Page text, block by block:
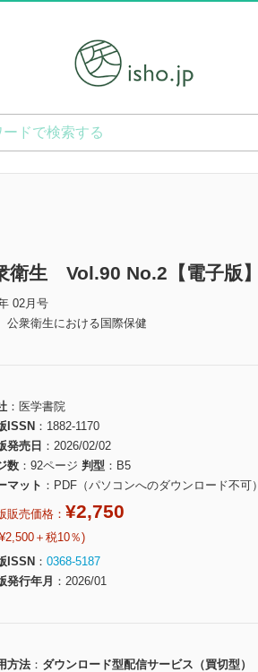
衛生 Vol.90 No.2【電子版】
02月号
衆衛生における国際保健
医学書院
ISSN
1882-1170
発売日
2026/02/02
数
92ページ 判型
B5
マット
PDF（パソコンへのダウンロード不可）
販売価格： ¥2,750
＋税10％)
ISSN
0368-5187
発行年月
2026/01
方法
ダウンロード型配信サービス（買切型）